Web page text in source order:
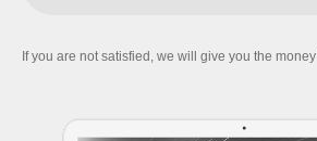
If you are not satisfied, we will give you the